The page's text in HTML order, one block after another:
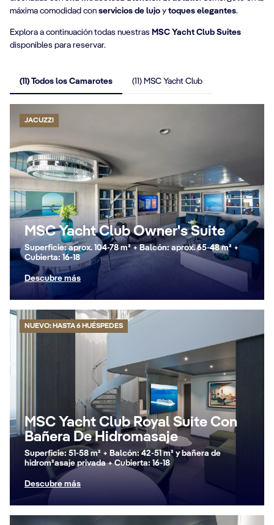
máxima comodidad con servicios de lujo y toques elegantes.
Explora a continuación todas nuestras MSC Yacht Club Suites
disponibles para reservar.
(11) Todos los Camarotes (11) MSC Yacht Club
JACUZZI
MSC Yacht Club Owner's Suite
Superficie: aprox. 104-78 m² + Balcón: aprox. 65-48 m² +
Cubierta: 16-18
Descubre más
NUEVO: HASTA 6 HUÉSPEDES
MSC Yacht Club Royal Suite Con
Bañera De Hidromasaje
Superficie: 51-58 m² + Balcón: 42-51 m² y bañera de
hidrom²asaje privada + Cubierta: 16-18
Descubre más